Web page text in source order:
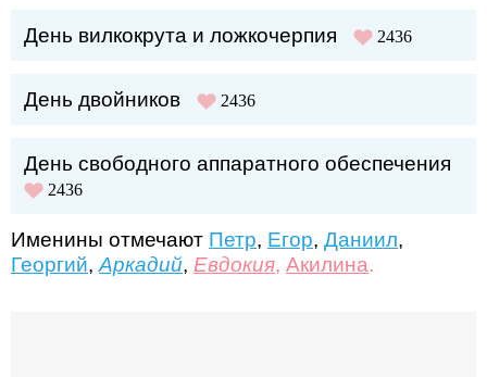
День вилкокрута и ложкочерпия 2436
День двойников 2436
День свободного аппаратного обеспечения
2436
Именины отмечают Петр, Егор, Даниил,
Георгий, Аркадий, Евдокия, Акилина.